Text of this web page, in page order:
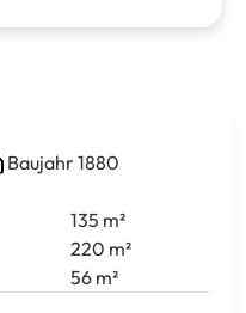
Baujahr1880
135 m²
220 m²
56 m²